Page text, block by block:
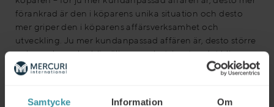
Samtycke Information Om
förankrad är den i köparens unika situation och desto
mer griper den i köparens affärsverksamhet och
utveckling. Ju mer kundanpassad affären är, desto större
och mer komplex blir säljarens arbetsinsats – det blir er
orosmoment och andra faktorer att väga in; fler personer